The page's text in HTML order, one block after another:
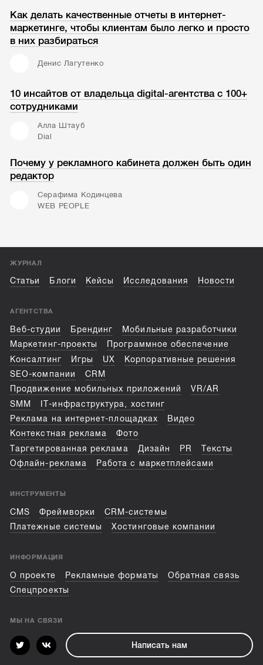
Как делать качественные отчеты в интернет-
маркетинге, чтобы клиентам было легко и просто
в них разбираться
Денис Лагутенко
10 инсайтов от владельца digital-агентства с 100+
сотрудниками
Алла Штауб
Dial
Почему у рекламного кабинета должен быть один
редактор
Серафима Кодинцева
WEB PEOPLE
ЖУРНАЛ
Статьи Блоги Кейсы Исследования Новости
АГЕНТСТВА
Веб-студии Брендинг
Мобильные разработчики
Маркетинг-проекты
Программное обеспечение
Консалтинг
Игры UX
Корпоративные решения
SEO-компании
CRM
Продвижение мобильных приложений
VR/AR
SMM
IT-инфраструктура, хостинг
Реклама на интернет-площадках
Видео
Контекстная реклама
Фото
Таргетированная реклама
Дизайн PR
Тексты
Офлайн-реклама
Работа с маркетплейсами
ИНСТРУМЕНТЫ
CMS Фреймворки
CRM-системы
Платежные системы
Хостинговые компании
ИНФОРМАЦИЯ
О проекте Рекламные форматы
Обратная связь
Спецпроекты
МЫ НА СВЯЗИ
Написать нам